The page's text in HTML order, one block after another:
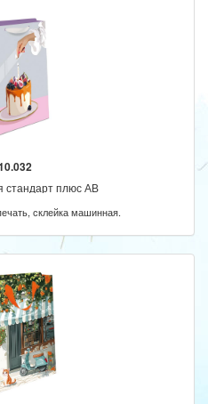
стандарт плюс АВ
склейка машинная.